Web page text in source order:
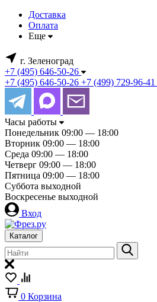
Доставка
Оплата
Еще
г. Зеленоград
+7 (495) 646-50-26
+7 (495) 646-50-26 +7 (499) 729-96-41
Часы работы
Понедельник 09:00 — 18:00
Вторник 09:00 — 18:00
Среда 09:00 — 18:00
Четверг 09:00 — 18:00
Пятница 09:00 — 18:00
Суббота выходной
Воскресенье выходной
Вход
Каталог
0 Корзина